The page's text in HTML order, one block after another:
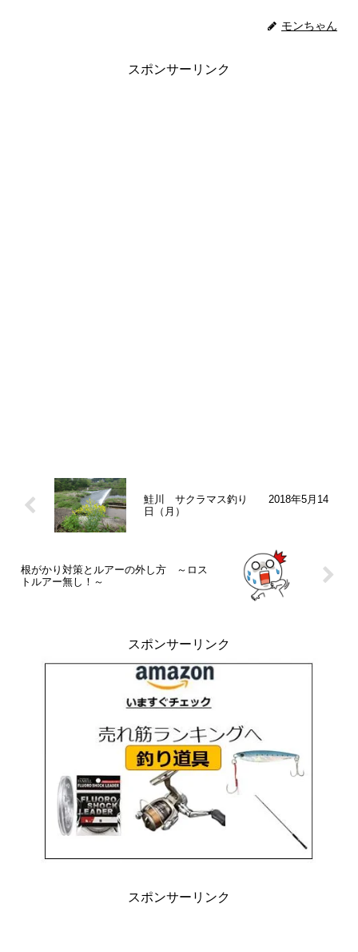
モンちゃん
スポンサーリンク
鮭川 サクラマス釣り 2018年5月14
日（月）
根がかり対策とルアーの外し方 ～ロス
トルアー無し！～
スポンサーリンク
スポンサーリンク